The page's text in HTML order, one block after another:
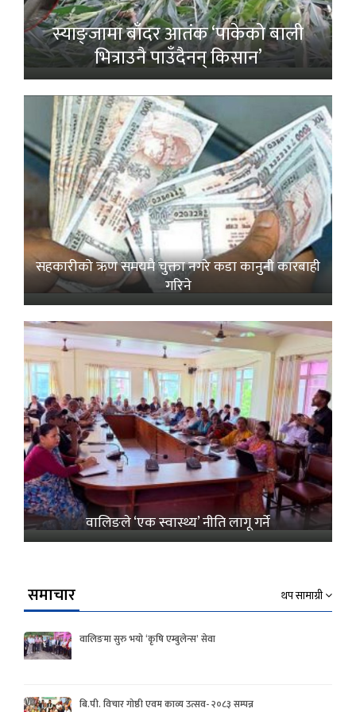
स्याङ्जामा बाँदर आतंक ‘पाकेको बाली
भित्राउनै पाउँदैनन् किसान’
सहकारीको ऋण समयमै चुक्ता नगरे कडा कानुनी कारबाही
गरिने
वालिङले ‘एक स्वास्थ्य’ नीति लागू गर्ने
समाचार थप सामाग्री
वालिङमा सुरु भयो ‘कृषि एम्बुलेन्स’ सेवा
बि.पी. विचार गोष्ठी एवम काव्य उत्सव- २०८३ सम्पन्न